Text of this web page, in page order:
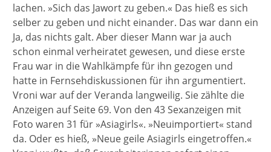
lachen. »Sich das Jawort zu geben.« Das hieß es sich
selber zu geben und nicht einander. Das war dann ein
Ja, das nichts galt. Aber dieser Mann war ja auch
schon einmal verheiratet gewesen, und diese erste
Frau war in die Wahlkämpfe für ihn gezogen und
hatte in Fernsehdiskussionen für ihn argumentiert.
Vroni war auf der Veranda langweilig. Sie zählte die
Anzeigen auf Seite 69. Von den 43 Sexanzeigen mit
Foto waren 31 für »Asiagirls«. »Neuimportiert« stand
da. Oder es hieß, »Neue geile Asiagirls eingetroffen.«